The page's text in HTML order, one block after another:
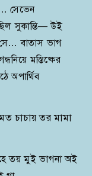
সেভেন
সুকান্তি— উই
বাতাস ভাগ
মস্তিষ্কের
অপার্থিব
চাচায় তর মামা
তয় মুই ভাগনা অই